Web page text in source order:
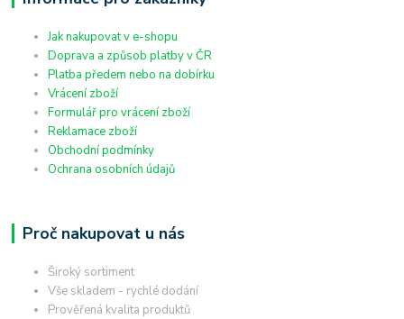
Jak nakupovat v e-shopu
Doprava a způsob platby v ČR
Platba předem nebo na dobírku
Vrácení zboží
Formulář pro vrácení zboží
Reklamace zboží
Obchodní podmínky
Ochrana osobních údajů
Proč nakupovat u nás
Široký sortiment
Vše skladem - rychlé dodání
Prověřená kvalita produktů